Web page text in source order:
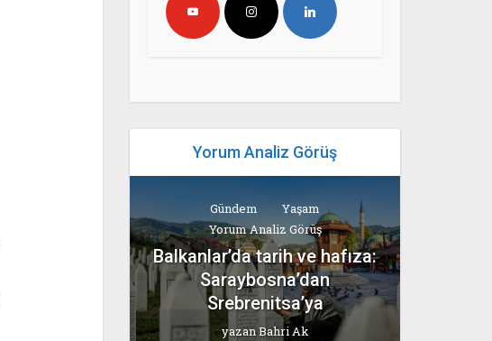
Yorum Analiz Görüş
Gündem
Yaşam
Yorum Analiz Görüş
Balkanlar’da tarih ve hafıza:
Saraybosna’dan
Srebrenitsa’ya
yazanBahri Ak